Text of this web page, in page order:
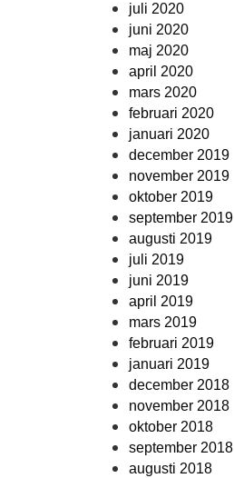
juli 2020
juni 2020
maj 2020
april 2020
mars 2020
februari 2020
januari 2020
december 2019
november 2019
oktober 2019
september 2019
augusti 2019
juli 2019
juni 2019
april 2019
mars 2019
februari 2019
januari 2019
december 2018
november 2018
oktober 2018
september 2018
augusti 2018